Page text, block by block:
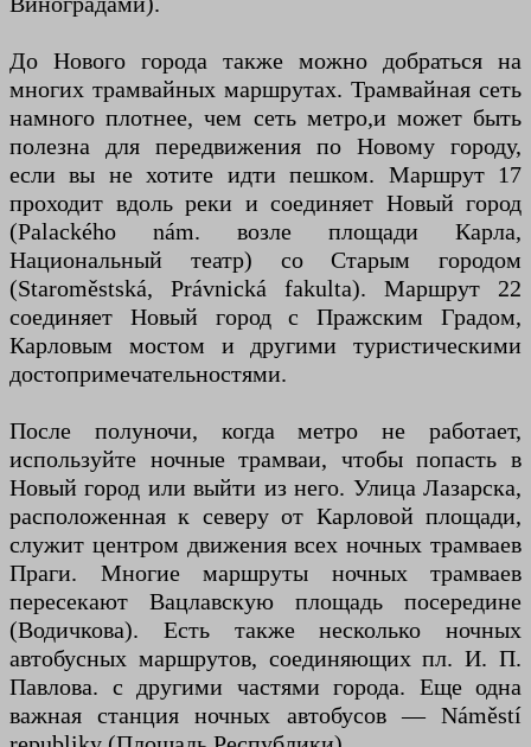
До Нового города также можно добраться на
многих трамвайных маршрутах. Трамвайная сеть
намного плотнее, чем сеть метро, ​​и может быть
полезна для передвижения по Новому городу,
если вы не хотите идти пешком. Маршрут 17
проходит вдоль реки и соединяет Новый город
(Palackého nám. возле площади Карла,
Национальный театр) со Старым городом
(Staroměstská, Právnická fakulta). Маршрут 22
соединяет Новый город с Пражским Градом,
Карловым мостом и другими туристическими
достопримечательностями.
После полуночи, когда метро не работает,
используйте ночные трамваи, чтобы попасть в
Новый город или выйти из него. Улица Лазарска,
расположенная к северу от Карловой площади,
служит центром движения всех ночных трамваев
Праги. Многие маршруты ночных трамваев
пересекают Вацлавскую площадь посередине
(Водичкова). Есть также несколько ночных
автобусных маршрутов, соединяющих пл. И. П.
Павлова. с другими частями города. Еще одна
важная станция ночных автобусов — Náměstí